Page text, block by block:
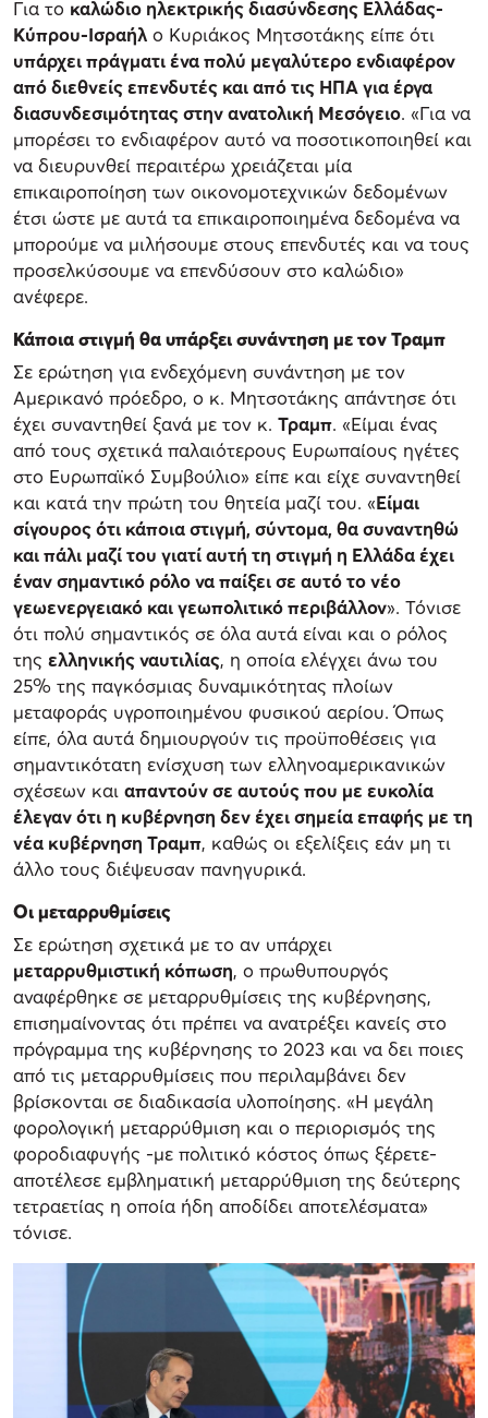
Για το καλώδιο ηλεκτρικής διασύνδεσης Ελλάδας-
Κύπρου-Ισραήλ ο Κυριάκος Μητσοτάκης είπε ότι
υπάρχει πράγματι ένα πολύ μεγαλύτερο ενδιαφέρον
από διεθνείς επενδυτές και από τις ΗΠΑ για έργα
διασυνδεσιμότητας στην ανατολική Μεσόγειο. «Για να
μπορέσει το ενδιαφέρον αυτό να ποσοτικοποιηθεί και
να διευρυνθεί περαιτέρω χρειάζεται μία
επικαιροποίηση των οικονομοτεχνικών δεδομένων
έτσι ώστε με αυτά τα επικαιροποιημένα δεδομένα να
μπορούμε να μιλήσουμε στους επενδυτές και να τους
προσελκύσουμε να επενδύσουν στο καλώδιο»
ανέφερε.
Κάποια στιγμή θα υπάρξει συνάντηση με τον Τραμπ
Σε ερώτηση για ενδεχόμενη συνάντηση με τον
Αμερικανό πρόεδρο, ο κ. Μητσοτάκης απάντησε ότι
έχει συναντηθεί ξανά με τον κ. Τραμπ. «Είμαι ένας
από τους σχετικά παλαιότερους Ευρωπαίους ηγέτες
στο Ευρωπαϊκό Συμβούλιο» είπε και είχε συναντηθεί
και κατά την πρώτη του θητεία μαζί του. «Είμαι
σίγουρος ότι κάποια στιγμή, σύντομα, θα συναντηθώ
και πάλι μαζί του γιατί αυτή τη στιγμή η Ελλάδα έχει
έναν σημαντικό ρόλο να παίξει σε αυτό το νέο
γεωενεργειακό και γεωπολιτικό περιβάλλον». Τόνισε
ότι πολύ σημαντικός σε όλα αυτά είναι και ο ρόλος
της ελληνικής ναυτιλίας, η οποία ελέγχει άνω του
25% της παγκόσμιας δυναμικότητας πλοίων
μεταφοράς υγροποιημένου φυσικού αερίου. Όπως
είπε, όλα αυτά δημιουργούν τις προϋποθέσεις για
σημαντικότατη ενίσχυση των ελληνοαμερικανικών
σχέσεων και απαντούν σε αυτούς που με ευκολία
έλεγαν ότι η κυβέρνηση δεν έχει σημεία επαφής με τη
νέα κυβέρνηση Τραμπ, καθώς οι εξελίξεις εάν μη τι
άλλο τους διέψευσαν πανηγυρικά.
Οι μεταρρυθμίσεις
Σε ερώτηση σχετικά με το αν υπάρχει
μεταρρυθμιστική κόπωση, ο πρωθυπουργός
αναφέρθηκε σε μεταρρυθμίσεις της κυβέρνησης,
επισημαίνοντας ότι πρέπει να ανατρέξει κανείς στο
πρόγραμμα της κυβέρνησης το 2023 και να δει ποιες
από τις μεταρρυθμίσεις που περιλαμβάνει δεν
βρίσκονται σε διαδικασία υλοποίησης. «Η μεγάλη
φορολογική μεταρρύθμιση και ο περιορισμός της
φοροδιαφυγής -με πολιτικό κόστος όπως ξέρετε-
αποτέλεσε εμβληματική μεταρρύθμιση της δεύτερης
τετραετίας η οποία ήδη αποδίδει αποτελέσματα»
τόνισε.